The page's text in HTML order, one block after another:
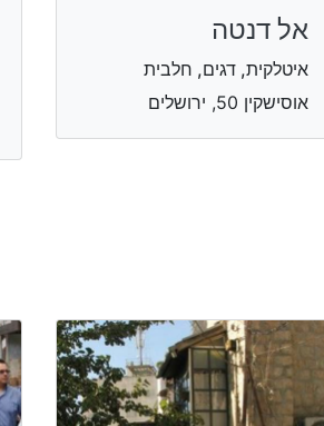
אל דנטה
איטלקית, דגים, חלבית
אוסישקין 50, ירושלים